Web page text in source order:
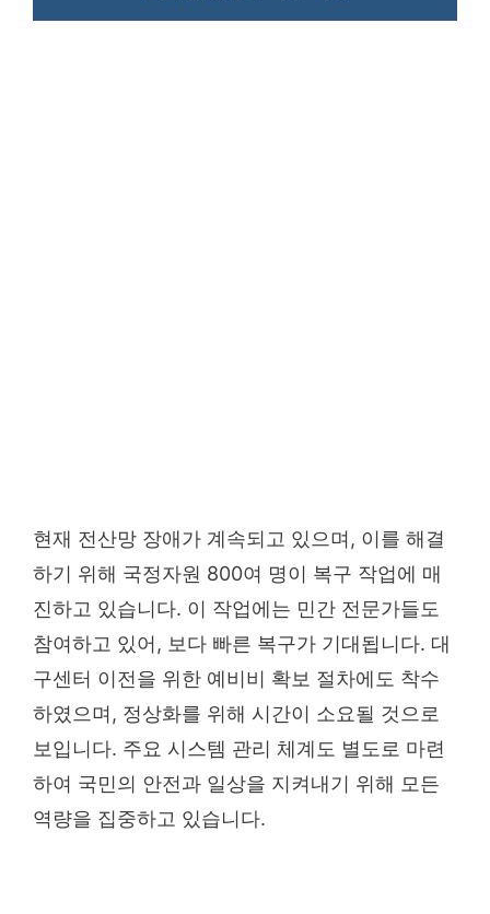
현재 전산망 장애가 계속되고 있으며, 이를 해결
하기 위해 국정자원 800여 명이 복구 작업에 매
진하고 있습니다. 이 작업에는 민간 전문가들도
참여하고 있어, 보다 빠른 복구가 기대됩니다. 대
구센터 이전을 위한 예비비 확보 절차에도 착수
하였으며, 정상화를 위해 시간이 소요될 것으로
보입니다. 주요 시스템 관리 체계도 별도로 마련
하여 국민의 안전과 일상을 지켜내기 위해 모든
역량을 집중하고 있습니다.